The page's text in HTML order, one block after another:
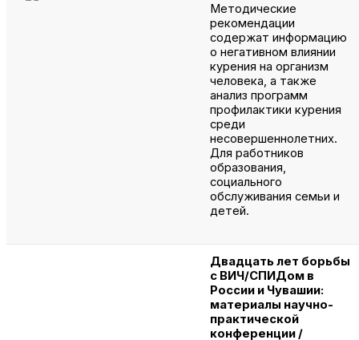
Методические
рекомендации
содержат информацию
о негативном влиянии
курения на организм
человека, а также
анализ программ
профилактики курения
среди
несовершеннолетних.
Для работников
образования,
социального
обслуживания семьи и
детей.
Двадцать лет борьбы
с ВИЧ/СПИДом в
России и Чувашии:
материалы научно-
практической
конференции /